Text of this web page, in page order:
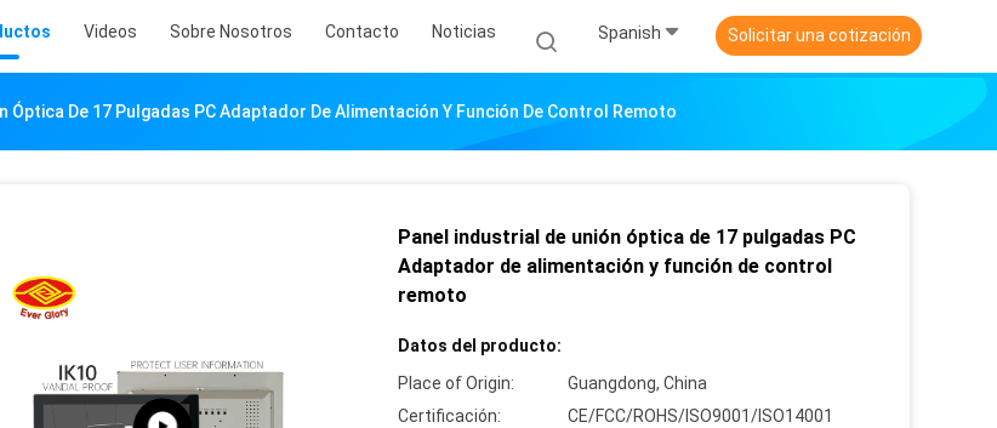
Videos Sobre Nosotros Contacto Noticias Spanish Solicitar una cotización
Óptica De 17 Pulgadas PC Adaptador De Alimentación Y Función De Control Remoto
Panel industrial de unión óptica de 17 pulgadas PC
Adaptador de alimentación y función de control
remoto
Datos del producto:
Place of Origin:
Guangdong, China
Certificación:
CE/FCC/ROHS/ISO9001/ISO14001